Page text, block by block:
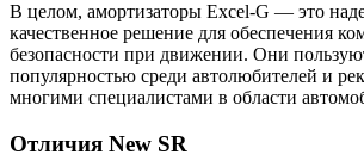
В целом, амортизаторы Excel-G — это
качественное решение для обеспечения
безопасности при движении. Они
популярностью среди автолюбителей и
многими специалистами в области
Отличия New SR